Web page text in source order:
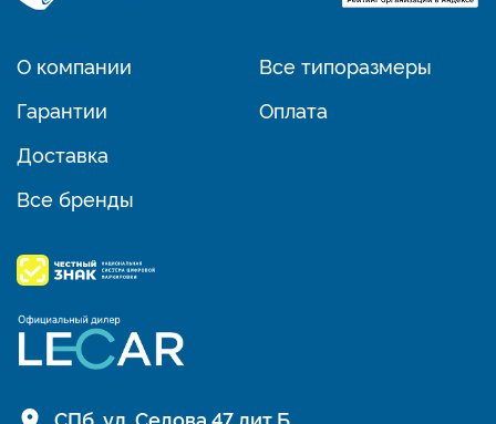
О компании
Гарантии
Доставка
Все бренды
Все типоразмеры
Оплата
СПб, ул. Седова 47 лит Б